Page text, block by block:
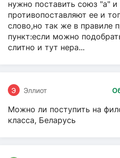
нужно поставить союз "а" и
противопоставляют ее и
слово,но так же в правиле
пункт:если можно
слитно и тут нера...
Э Эллиот
Можно ли поступить на
класса, Беларусь